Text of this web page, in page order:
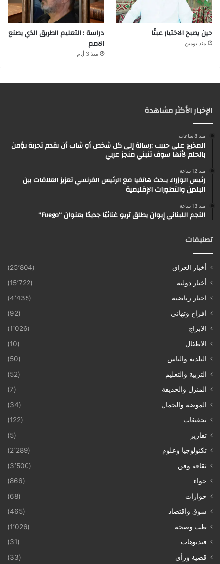
حين يصبح الاختيار عبئًا
منذ يومين
دراسة : التعليم الطريق الذي يصنع
الامم
منذ 3 أيام
الإخبار الأكثر مشاهدة
منذ 8 ساعات
المخرج علي حبيب :رسالة إلى كل شخص أو شاب أن يقدم تجربة يؤمن
بالحلم لأنها سوف تنبني منجز عربي
منذ 12 ساعة
رئيس الوزراء يبحث هاتفيا مع الرئيس الفرنسي تعزيز العلاقات بين
البلدين والتطورات الإقليمية
منذ 13 ساعة
النجم اللبناني إيوان يطلق تريو غنائيًا جديدًا بعنوان “Fuego”
تصنيفات
أخبار العراق
(25٬804)
أخبار دولية
(15٬722)
اخبار رياضية
(4٬435)
افراح وتهاني
(92)
الابراج
(1٬026)
الاطفال
(10)
البلدية والناس
(50)
التربية والتعليم
(52)
المنزل والحديقة
(7)
الموضة والجمال
(34)
تحقيقات
(122)
تقارير
(5)
تكنولوجيا وعلوم
(2٬289)
ثقافة وفن
(3٬500)
حواء
(866)
حوارات
(68)
سوق واقتصاد
(465)
طب وصحة
(1٬026)
فيديوهات
(31)
قضية ورأي
(33)